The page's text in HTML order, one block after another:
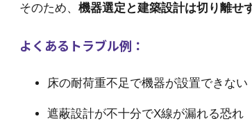
そのため、 機器選定と建築設計は切り離せ
よくあるトラブル例：
床の耐荷重不足で機器が設置できない
遮蔽設計が不十分でX線が漏れる恐れ